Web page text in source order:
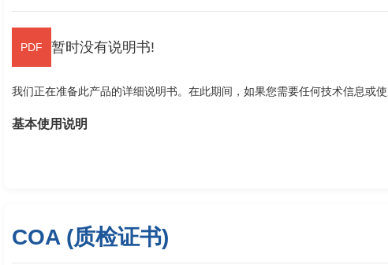
暂时没有说明书!
我们正在准备此产品的详细说明书。在此期间，如果您需要任何技术信息或
基本使用说明
COA (质检证书)